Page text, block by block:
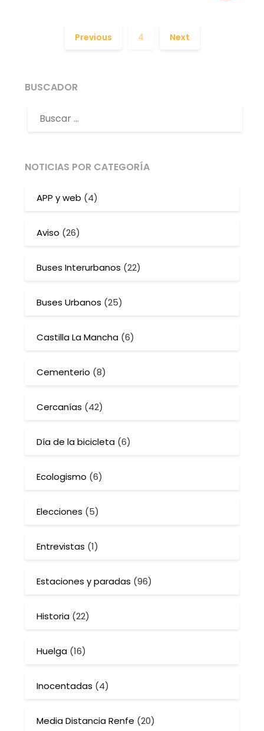
Previous 4 Next
BUSCADOR
NOTICIAS POR CATEGORÍA
APP y web (4)
Aviso (26)
Buses Interurbanos (22)
Buses Urbanos (25)
Castilla La Mancha (6)
Cementerio (8)
Cercanías (42)
Día de la bicicleta (6)
Ecologismo (6)
Elecciones (5)
Entrevistas (1)
Estaciones y paradas (96)
Historia (22)
Huelga (16)
Inocentadas (4)
Media Distancia Renfe (20)